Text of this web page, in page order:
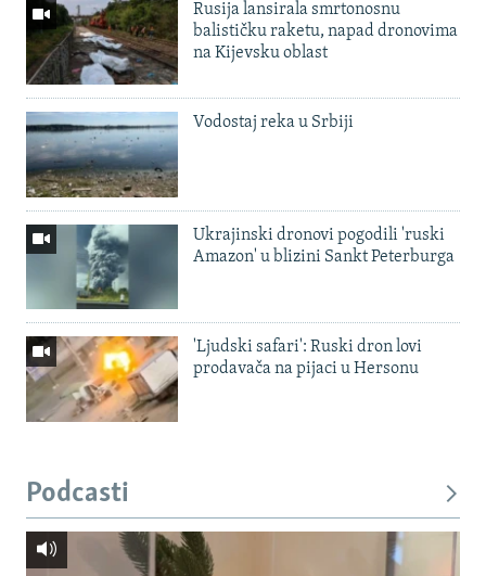
Rusija lansirala smrtonosnu
balističku raketu, napad dronovima
na Kijevsku oblast
Vodostaj reka u Srbiji
Ukrajinski dronovi pogodili 'ruski
Amazon' u blizini Sankt Peterburga
'Ljudski safari': Ruski dron lovi
prodavača na pijaci u Hersonu
Podcasti